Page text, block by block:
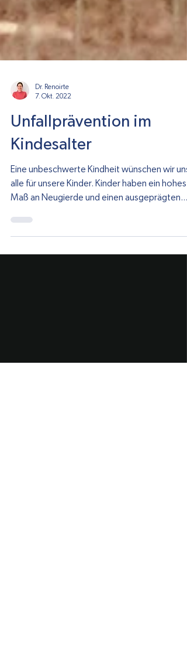
Dr. Renoirte
Unfallprävention im
Kindesalter
Eine unbeschwerte Kindheit wünschen wir uns
alle für unsere Kinder. Kinder haben ein hohes
Maß an Neugierde und einen ausgeprägten...